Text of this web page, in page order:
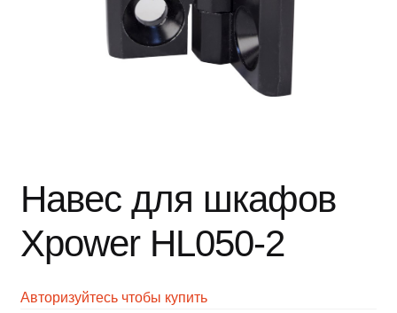
Навес для шкафов
Xpower HL050-2
Авторизуйтесь чтобы купить